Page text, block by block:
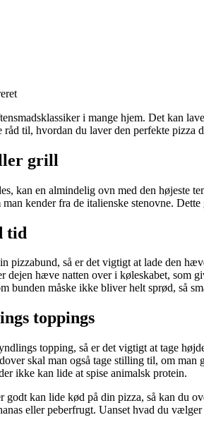
i mange hjem. Det kan
til, hvordan du laver den perfekte pizza
grill
kan en almindelig ovn med den højeste
man kender fra de italienske stenovne.
tid
pizzabund, så er det vigtigt at lade den
dejen hæve natten over i køleskabet, som
bunden måske ikke bliver helt sprød, så
toppings
topping, så er det vigtigt at tage
skal man også tage stilling til, om
ikke kan lide at spise animalsk protein.
godt kan lide kød på din pizza, så kan du
eller peberfrugt. Uanset hvad du